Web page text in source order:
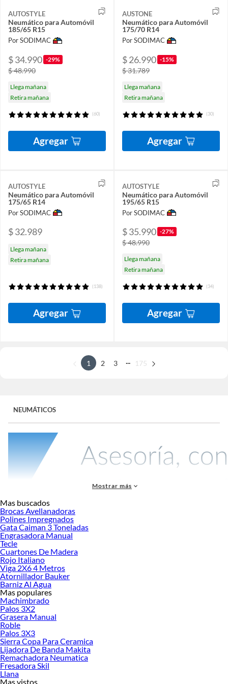
AUTOSTYLE
Neumático para Automóvil
185/65 R15
Por SODIMAC
$ 34.990 -29%
$ 48.990
Llega mañana
Retira mañana
(60)
Agregar
AUSTONE
Neumático para Automóvil
175/70 R14
Por SODIMAC
$ 26.990 -15%
$ 31.789
Llega mañana
Retira mañana
(30)
Agregar
AUTOSTYLE
Neumático para Automóvil
175/65 R14
Por SODIMAC
$ 32.989
Llega mañana
Retira mañana
(138)
Agregar
AUTOSTYLE
Neumático para Automóvil
195/65 R15
Por SODIMAC
$ 35.990 -27%
$ 48.990
Llega mañana
Retira mañana
(34)
Agregar
1 2 3 175
NEUMÁTICOS
Los neumáticos son componentes esenciales que conectan tu vehículo con la
carretera, disponibles en múltiples tipos como verano, invierno, todo terreno y 4
estaciones, cada uno diseñado para optimizar la seguridad, el rendimiento y la
comodidad según las condiciones específicas de uso. Elegir el neumático
adecuado puede transformar completamente tu experiencia de conducción,
mejorando desde la adherencia hasta el consumo de combustible. En Sodimac,
encontrarás una amplia variedad de marcas y opciones respaldadas por
servicios de instalación profesional y el asesoramiento de nuestros expertos,
quienes te guiarán hacia la solución perfecta para tu vehículo y estilo de
conducción.
Características técnicas de los neumáticos
Las especificaciones técnicas de un neumático determinan directamente su
compatibilidad, seguridad y rendimiento en tu vehículo. La banda de rodadura
es la parte del neumático que está en contacto directo con la carretera y cuya
estructura determina la tracción y el agarre. Su diseño incluye surcos y canales
Mostrar más
Mas buscados
Brocas Avellanadoras
Polines Impregnados
Gata Caiman 3 Toneladas
Engrasadora Manual
Tecle
Cuartones De Madera
Rojo Italiano
Viga 2X6 4 Metros
Atornillador Bauker
Barniz Al Agua
Mas populares
Machimbrado
Palos 3X2
Grasera Manual
Roble
Palos 3X3
Sierra Copa Para Ceramica
Lijadora De Banda Makita
Remachadora Neumatica
Fresadora Skil
Llana
Mas vistos